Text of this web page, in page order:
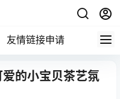
友情链接申请
的小宝贝茶艺氛